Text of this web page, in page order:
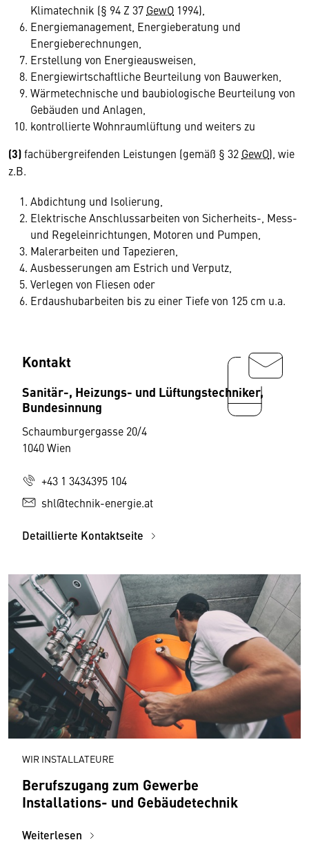
Klimatechnik (§ 94 Z 37 GewO 1994),
Energiemanagement, Energieberatung und
Energieberechnungen,
Erstellung von Energieausweisen,
Energiewirtschaftliche Beurteilung von Bauwerken,
Wärmetechnische und baubiologische Beurteilung von
Gebäuden und Anlagen,
kontrollierte Wohnraumlüftung und weiters zu
(3)fachübergreifenden Leistungen (gemäß § 32 GewO), wie
z.B.
Abdichtung und Isolierung,
Elektrische Anschlussarbeiten von Sicherheits-, Mess-
und Regeleinrichtungen, Motoren und Pumpen,
Malerarbeiten und Tapezieren,
Ausbesserungen am Estrich und Verputz,
Verlegen von Fliesen oder
Erdaushubarbeiten bis zu einer Tiefe von 125 cm u.a.
Kontakt
Sanitär-, Heizungs- und Lüftungstechniker,
Bundesinnung
Schaumburgergasse 20/4
1040 Wien
+43 1 3434395 104
shl@technik-energie.at
Detaillierte Kontaktseite
WIR INSTALLATEURE
Berufszugang zum Gewerbe
Installations- und Gebäudetechnik
Weiterlesen